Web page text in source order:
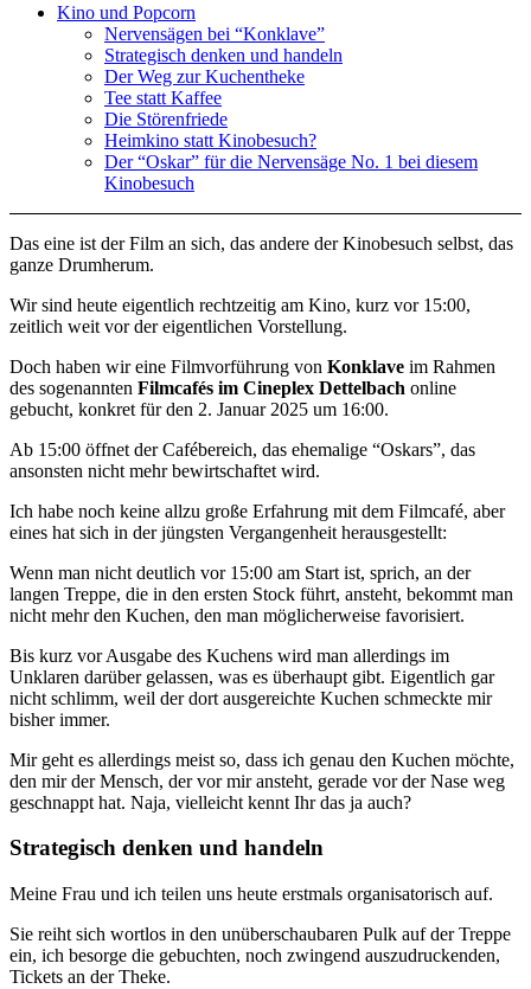
Kino und Popcorn
Nervensägen bei “Konklave”
Strategisch denken und handeln
Der Weg zur Kuchentheke
Tee statt Kaffee
Die Störenfriede
Heimkino statt Kinobesuch?
Der “Oskar” für die Nervensäge No. 1 bei diesem
Kinobesuch
Das eine ist der Film an sich, das andere der Kinobesuch selbst, das
ganze Drumherum.
Wir sind heute eigentlich rechtzeitig am Kino, kurz vor 15:00,
zeitlich weit vor der eigentlichen Vorstellung.
Doch haben wir eine Filmvorführung von Konklave im Rahmen
des sogenannten Filmcafés im Cineplex Dettelbach online
gebucht, konkret für den 2. Januar 2025 um 16:00.
Ab 15:00 öffnet der Cafébereich, das ehemalige “Oskars”, das
ansonsten nicht mehr bewirtschaftet wird.
Ich habe noch keine allzu große Erfahrung mit dem Filmcafé, aber
eines hat sich in der jüngsten Vergangenheit herausgestellt:
Wenn man nicht deutlich vor 15:00 am Start ist, sprich, an der
langen Treppe, die in den ersten Stock führt, ansteht, bekommt man
nicht mehr den Kuchen, den man möglicherweise favorisiert.
Bis kurz vor Ausgabe des Kuchens wird man allerdings im
Unklaren darüber gelassen, was es überhaupt gibt. Eigentlich gar
nicht schlimm, weil der dort ausgereichte Kuchen schmeckte mir
bisher immer.
Mir geht es allerdings meist so, dass ich genau den Kuchen möchte,
den mir der Mensch, der vor mir ansteht, gerade vor der Nase weg
geschnappt hat. Naja, vielleicht kennt Ihr das ja auch?
Strategisch denken und handeln
Meine Frau und ich teilen uns heute erstmals organisatorisch auf.
Sie reiht sich wortlos in den unüberschaubaren Pulk auf der Treppe
ein, ich besorge die gebuchten, noch zwingend auszudruckenden,
Tickets an der Theke.